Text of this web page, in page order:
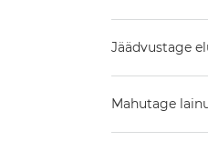
Jäädvustage
Mahutage